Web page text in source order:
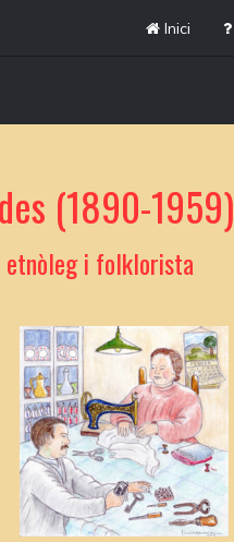
Inici
(1890-1959)
etnòleg i folklorista